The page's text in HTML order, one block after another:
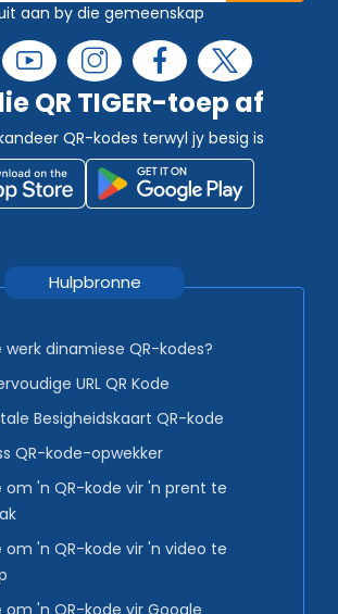
aan by die gemeenskap
QR TIGER-toep af
QR-kodes terwyl jy besig is
Hulpbronne
werk dinamiese QR-kodes?
URL QR Kode
Besigheidskaart QR-kode
QR-kode-opwekker
om 'n QR-kode vir 'n prent te
om 'n QR-kode vir 'n video te
om 'n QR-kode vir Google